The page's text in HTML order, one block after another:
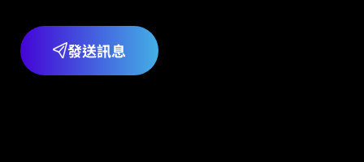
發送訊息